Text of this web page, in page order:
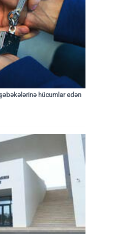
hücumlar edən